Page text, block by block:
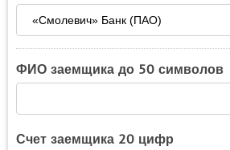
ФИО заемщика до 50 символов
Счет заемщика 20 цифр